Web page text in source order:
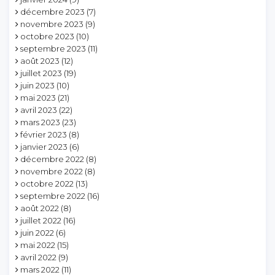
décembre 2023 (7)
novembre 2023 (9)
octobre 2023 (10)
septembre 2023 (11)
août 2023 (12)
juillet 2023 (19)
juin 2023 (10)
mai 2023 (21)
avril 2023 (22)
mars 2023 (23)
février 2023 (8)
janvier 2023 (6)
décembre 2022 (8)
novembre 2022 (8)
octobre 2022 (13)
septembre 2022 (16)
août 2022 (8)
juillet 2022 (16)
juin 2022 (6)
mai 2022 (15)
avril 2022 (9)
mars 2022 (11)